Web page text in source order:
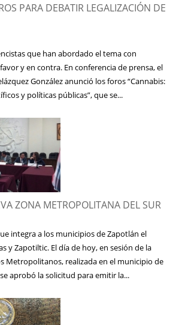
PARA DEBATIR LEGALIZACIÓN DE
que han abordado el tema con
y en contra. En conferencia de prensa, el
González anunció los foros “Cannabis:
y políticas públicas”, que se...
ZONA METROPOLITANA DEL SUR
integra a los municipios de Zapotlán el
y Zapotiltic. El día de hoy, en sesión de la
Metropolitanos, realizada en el municipio de
aprobó la solicitud para emitir la...